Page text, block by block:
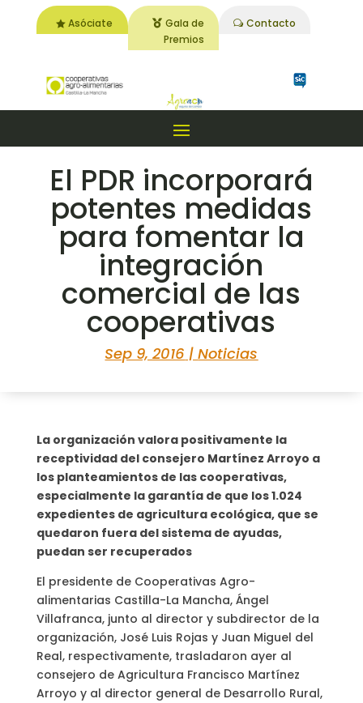
Asóciate
Gala de
Premios
Contacto
El PDR incorporará
potentes medidas
para fomentar la
integración
comercial de las
cooperativas
Sep 9, 2016 |Noticias
La organización valora positivamente la
receptividad del consejero Martínez Arroyo a
los planteamientos de las cooperativas,
especialmente la garantía de que los 1.024
expedientes de agricultura ecológica, que se
quedaron fuera del sistema de ayudas,
puedan ser recuperados
El presidente de Cooperativas Agro-
alimentarias Castilla-La Mancha, Ángel
Villafranca, junto al director y subdirector de la
organización, José Luis Rojas y Juan Miguel del
Real, respectivamente, trasladaron ayer al
consejero de Agricultura Francisco Martínez
Arroyo y al director general de Desarrollo Rural,